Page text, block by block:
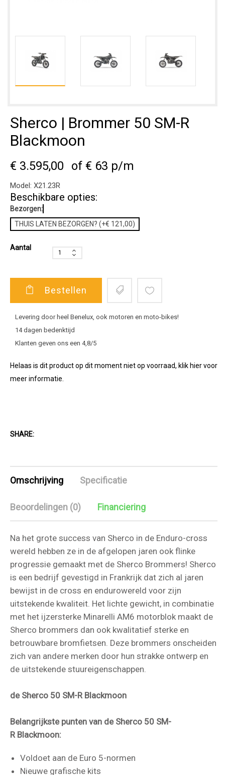
Sherco | Brommer 50 SM-R
Blackmoon
€ 3.595,00 of € 63 p/m
Model: X21.23R
Beschikbare opties:
Bezorgen:
THUIS LATEN BEZORGEN? (+€ 121,00)
Aantal
Bestellen
Levering door heel Benelux, ook motoren en moto-bikes!
14 dagen bedenktijd
Klanten geven ons een 4,8/5
Helaas is dit product op dit moment niet op voorraad, klik hier voor
meer informatie.
SHARE:
Omschrijving Specificatie
Beoordelingen (0) Financiering
Na het grote success van Sherco in de Enduro-cross
wereld hebben ze in de afgelopen jaren ook flinke
progressie gemaakt met de Sherco Brommers! Sherco
is een bedrijf gevestigd in Frankrijk dat zich al jaren
bewijst in de cross en endurowereld voor zijn
uitstekende kwaliteit. Het lichte gewicht, in combinatie
met het ijzersterke Minarelli AM6 motorblok maakt de
Sherco brommers dan ook kwalitatief sterke en
betrouwbare bromfietsen. Deze brommers onscheiden
zich van andere merken door hun strakke ontwerp en
de uitstekende stuureigenschappen.
de Sherco 50 SM-R Blackmoon
Belangrijkste punten van de Sherco 50 SM-
R Blackmoon:
Voldoet aan de Euro 5-normen
Nieuwe grafische kits